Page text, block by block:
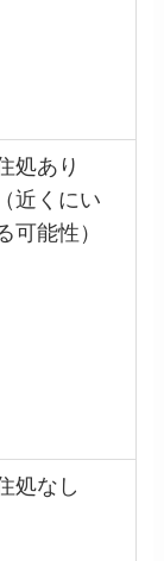
処あり
（近くにい
可能性）
処なし